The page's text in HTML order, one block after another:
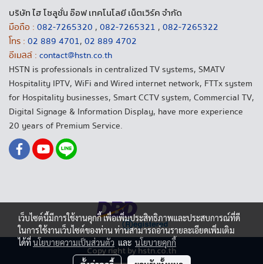
บริษัท ไฮ โซลูชั่น อ๊อฟ เทคโนโลยี เน็ตเวิร์ค จำกัด
มือถือ : 082-7265320 , 082-7265321 , 082-7265322
โทร : 02 889 4701, 02 889 4702
อีเมลล์ : contact@hstn.co.th
HSTN is professionals in centralized TV systems, SMATV
Hospitality IPTV, WiFi and Wired internet network, FTTx system
for Hospitality businesses, Smart CCTV system, Commercial TV,
Digital Signage & Information Display, have more experience
20 years of Premium Service.
Copy right by hstn.co.th
เว็บไซต์นี้มีการใช้งานคุกกี้ เพื่อเพิ่มประสิทธิภาพและประสบการณ์ที่ดี
ในการใช้งานเว็บไซต์ของท่าน ท่านสามารถอ่านรายละเอียดเพิ่มเติม
ได้ที่นโยบายความเป็นส่วนตัว และ นโยบายคุกกี้